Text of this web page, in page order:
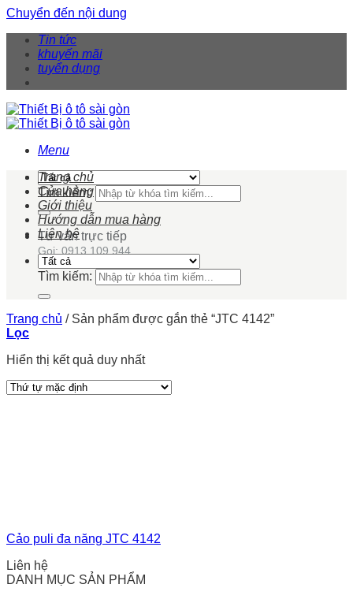
Chuyển đến nội dung
Tin tức
khuyến mãi
tuyển dụng
Menu
Tìm kiếm:
Tư vấn trực tiếp
Gọi: 0913 109 944
Trang chủ
Cửa hàng
Giới thiệu
Hướng dẫn mua hàng
Liên hệ
Tìm kiếm:
Trang chủ /Sản phẩm được gắn thẻ “JTC 4142”
Lọc
Hiển thị kết quả duy nhất
Cảo puli đa năng JTC 4142
Liên hệ
DANH MỤC SẢN PHẨM